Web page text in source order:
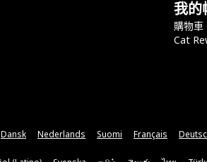
我的
購物車
Cat
Dansk Nederlands Suomi Français